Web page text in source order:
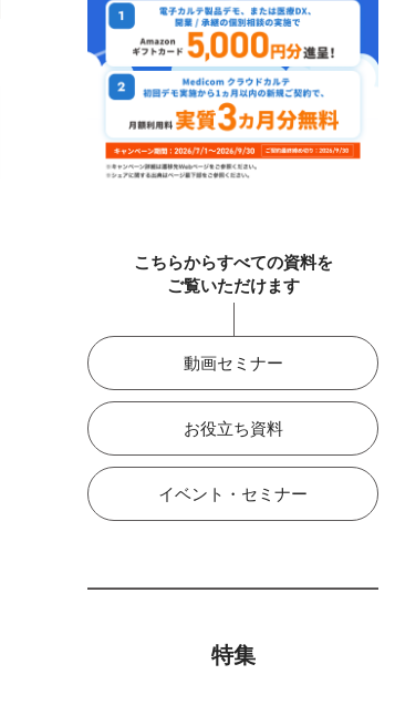
こちらからすべての資料を
ご覧いただけます
動画セミナー
お役立ち資料
イベント・セミナー
特集